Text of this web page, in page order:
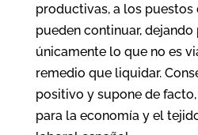
productivas, a los puestos
pueden continuar,
únicamente lo que no es
remedio que liquidar.
positivo y supone de
para la economía y el